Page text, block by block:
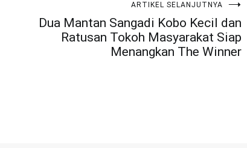
ARTIKEL SELANJUTNYA
Dua Mantan Sangadi Kobo Kecil dan
Ratusan Tokoh Masyarakat Siap
Menangkan The Winner